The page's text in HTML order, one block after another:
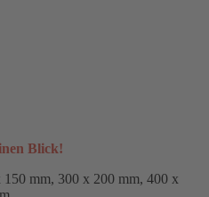
Blick!
mm, 300 x 200 mm, 400 x